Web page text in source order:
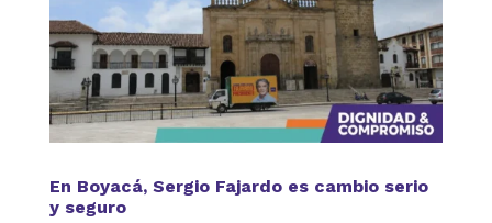
En Boyacá, Sergio Fajardo es cambio serio
y seguro